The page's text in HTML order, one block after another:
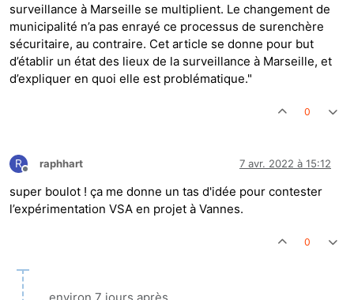
surveillance à Marseille se multiplient. Le changement de
municipalité n’a pas enrayé ce processus de surenchère
sécuritaire, au contraire. Cet article se donne pour but
d’établir un état des lieux de la surveillance à Marseille, et
d’expliquer en quoi elle est problématique."
0
R
Hors-ligne
raphhart 7 avr. 2022 à 15:12
super boulot ! ça me donne un tas d'idée pour contester
l’expérimentation VSA en projet à Vannes.
0
environ 7 jours après